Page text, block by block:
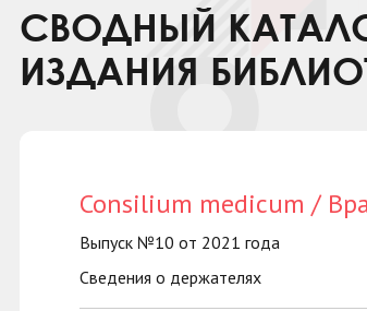
СВОДНЫЙ
ИЗДАНИЯ
Consilium medicum /
Выпуск №10 от 2021 года
Сведения о держателях